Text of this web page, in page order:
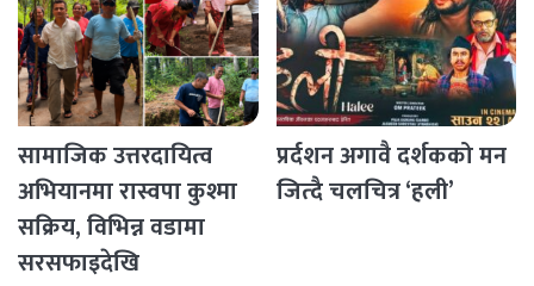
सामाजिक उत्तरदायित्व
अभियानमा रास्वपा कुश्मा
सक्रिय, विभिन्न वडामा
सरसफाइदेखि
प्रर्दशन अगावै दर्शकको मन
जित्दै चलचित्र ‘हली’